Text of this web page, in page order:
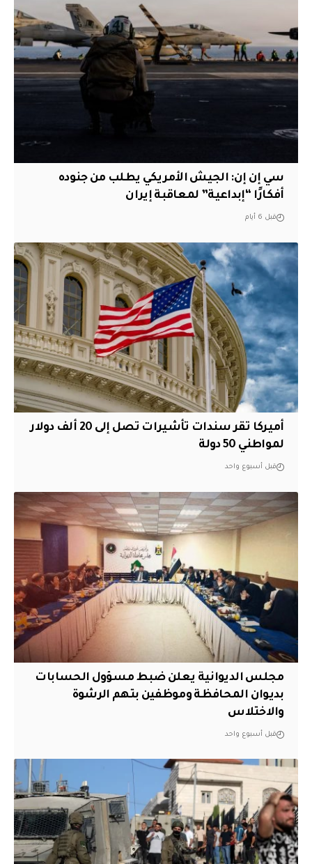
سي إن إن: الجيش الأمريكي يطلب من جنوده
أفكارًا “إبداعية” لمعاقبة إيران
قبل 6 أيام
أميركا تقر سندات تأشيرات تصل إلى 20 ألف دولار
لمواطني 50 دولة
قبل أسبوع واحد
مجلس الديوانية يعلن ضبط مسؤول الحسابات
بديوان المحافظة وموظفين بتهم الرشوة
والاختلاس
قبل أسبوع واحد